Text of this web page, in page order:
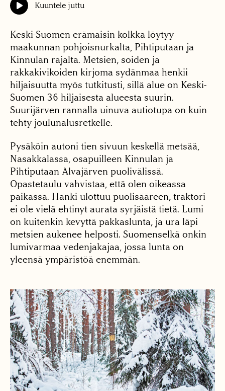
Kuuntele juttu
Keski-Suomen erämaisin kolkka löytyy
maakunnan pohjoisnurkalta, Pihtiputaan ja
Kinnulan rajalta. Metsien, soiden ja
rakkakivikoiden kirjoma sydänmaa henkii
hiljaisuutta myös tutkitusti, sillä alue on Keski-
Suomen 36 hiljaisesta alueesta suurin.
Suurijärven rannalla uinuva autiotupa on kuin
tehty joulunalusretkelle.
Pysäköin autoni tien sivuun keskellä metsää,
Nasakkalassa, osapuilleen Kinnulan ja
Pihtiputaan Alvajärven puolivälissä.
Opastetaulu vahvistaa, että olen oikeassa
paikassa. Hanki ulottuu puolisääreen, traktori
ei ole vielä ehtinyt aurata syrjäistä tietä. Lumi
on kuitenkin kevyttä pakkaslunta, ja ura läpi
metsien aukenee helposti. Suomenselkä onkin
lumivarmaa vedenjakajaa, jossa lunta on
yleensä ympäristöä enemmän.